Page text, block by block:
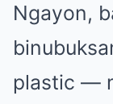
Ngayon,
plastic —